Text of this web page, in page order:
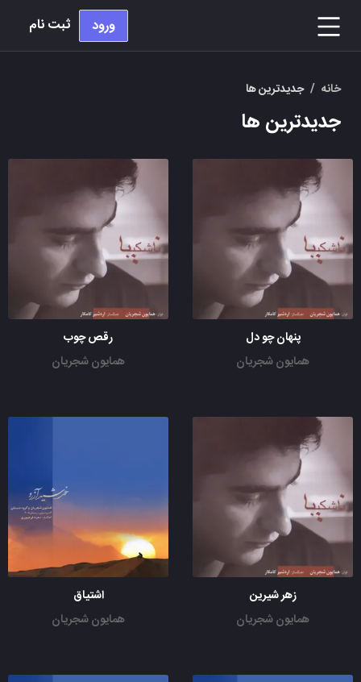
ورود ثبت نام
خانه / جدیدترین ها
جدیدترین ها
پنهان چو دل
همایون شجریان
رقص چوب
همایون شجریان
زهر شیرین
همایون شجریان
اشتیاق
همایون شجریان